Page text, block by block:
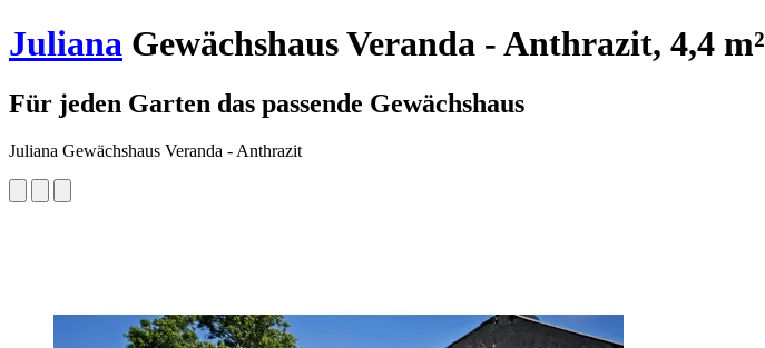
Juliana Gewächshaus Veranda - Anthrazit, 4,4 m²
Für jeden Garten das passende Gewächshaus
Juliana Gewächshaus Veranda - Anthrazit